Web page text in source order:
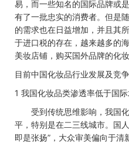
易，而一些知名的国际品牌或
有了一批忠实的消费者。但是
的需求也在日益增加，并且其
于进口税的存在，越来越多的
美妆店铺，购买国外品牌的化
目前中国化妆品行业发展及竞
1 我国化妆品类渗透率低于国
受到传统思维影响，我国化
平，特别是在二三线城市。国
即是张扬”，大众审美偏向于